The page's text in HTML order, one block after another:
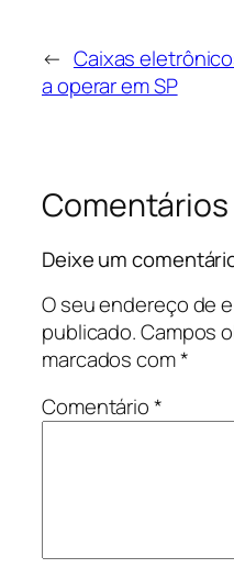
← Caixas
a operar em SP
Comentários
Deixe um
O seu endereço de
publicado.Campos
marcados com*
Comentário*